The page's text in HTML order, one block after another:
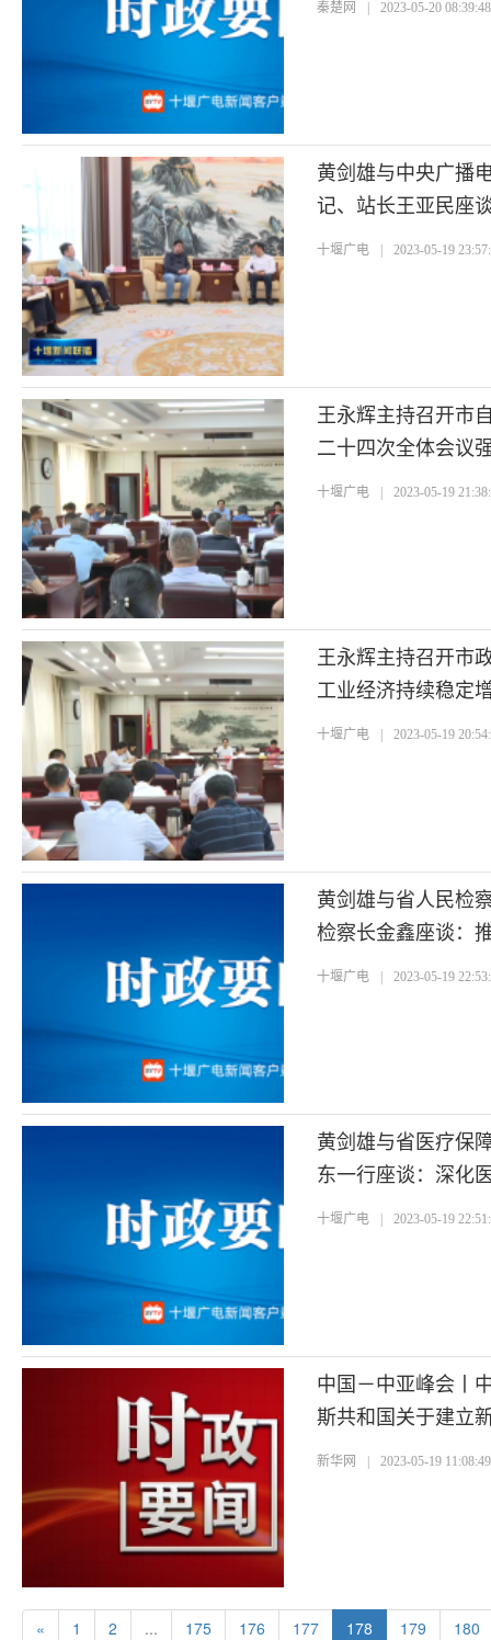
秦楚网 2023-05-20 08:39:48
黄剑雄与中央广播
记、站长王亚民座
展动能
十堰广电 2023-05-19
王永辉主持召开市
二十四次全体会议
空间 打造宜居韧性
十堰广电 2023-05-19
王永辉主持召开市
工业经济持续稳定
型发展
十堰广电 2023-05-19
黄剑雄与省人民检
检察长金鑫座谈：
会和谐稳定
十堰广电 2023-05-19
黄剑雄与省医疗保
东一行座谈：深化
十堰广电 2023-05-19
中国－中亚峰会丨
斯共和国关于建立
的联合宣言（全文
新华网 2023-05-19 11:08:49
« 1 2 ... 175 176 177 178 179
180